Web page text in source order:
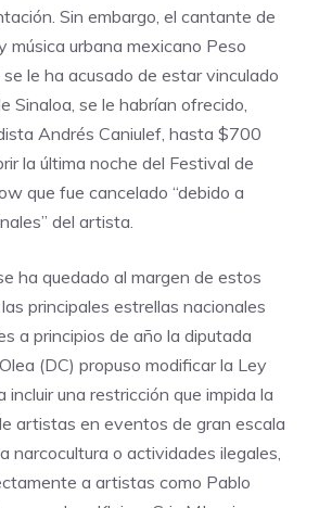
Sin embargo, el cantante de
música urbana mexicano Peso
se le ha acusado de estar vinculado
Sinaloa, se le habrían ofrecido,
Andrés Caniulef, hasta $700
la última noche del Festival de
que fue cancelado “debido a
del artista.
ha quedado al margen de estos
principales estrellas nacionales
a principios de año la diputada
(DC) propuso modificar la Ley
incluir una restricción que impida la
artistas en eventos de gran escala
narcocultura o actividades ilegales,
a artistas como Pablo